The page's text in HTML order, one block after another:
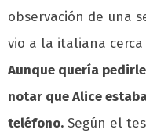
observación de una
vio a la italiana
Aunque quería
notar que Alice
teléfono. Según el